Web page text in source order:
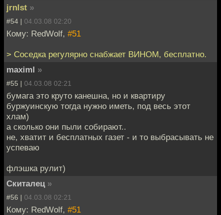
jrnlst »
#54 | 04.03.08 02:20
Кому: RedWolf, #51
> Соседка регулярно снабжает ВИНОМ, бесплатно.
maximl »
#55 | 04.03.08 02:21
бумага это круто канешна, но и квартиру
буржуинскую тогда нужно иметь, под весь этот
хлам)
а сколько они пыли собирают..
не, хватит и бесплатных газет - и то выбрасывать не
успеваю
флэшка рулит)
Скиталец »
#56 | 04.03.08 02:21
Кому: RedWolf, #51